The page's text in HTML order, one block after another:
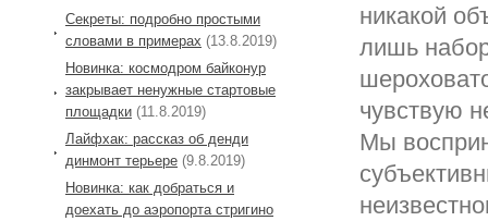
никакой
лишь
чувствую
Мы
Секреты: подробно простыми
словами в примерах (13.8.2019)
Новинка: космодром байконур
закрывает ненужные стартовые
площадки (11.8.2019)
Лайфхак: рассказ об денди
динмонт терьере (9.8.2019)
Новинка: как добраться и
доехать до аэропорта стригино